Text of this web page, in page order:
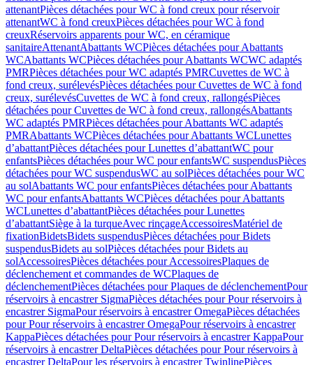
attenantPièces détachées pour WC à fond creux pour réservoir
attenantWC à fond creuxPièces détachées pour WC à fond
creuxRéservoirs apparents pour WC, en céramique
sanitaireAttenantAbattants WCPièces détachées pour Abattants
WCAbattants WCPièces détachées pour Abattants WCWC adaptés
PMRPièces détachées pour WC adaptés PMRCuvettes de WC à
fond creux, surélevésPièces détachées pour Cuvettes de WC à fond
creux, surélevésCuvettes de WC à fond creux, rallongésPièces
détachées pour Cuvettes de WC à fond creux, rallongésAbattants
WC adaptés PMRPièces détachées pour Abattants WC adaptés
PMRAbattants WCPièces détachées pour Abattants WCLunettes
d’abattantPièces détachées pour Lunettes d’abattantWC pour
enfantsPièces détachées pour WC pour enfantsWC suspendusPièces
détachées pour WC suspendusWC au solPièces détachées pour WC
au solAbattants WC pour enfantsPièces détachées pour Abattants
WC pour enfantsAbattants WCPièces détachées pour Abattants
WCLunettes d’abattantPièces détachées pour Lunettes
d’abattantSiège à la turqueAvec rinçageAccessoiresMatériel de
fixationBidetsBidets suspendusPièces détachées pour Bidets
suspendusBidets au solPièces détachées pour Bidets au
solAccessoiresPièces détachées pour AccessoiresPlaques de
déclenchement et commandes de WCPlaques de
déclenchementPièces détachées pour Plaques de déclenchementPour
réservoirs à encastrer SigmaPièces détachées pour Pour réservoirs à
encastrer SigmaPour réservoirs à encastrer OmegaPièces détachées
pour Pour réservoirs à encastrer OmegaPour réservoirs à encastrer
KappaPièces détachées pour Pour réservoirs à encastrer KappaPour
réservoirs à encastrer DeltaPièces détachées pour Pour réservoirs à
encastrer DeltaPour les réservoirs à encastrer TwinlinePièces